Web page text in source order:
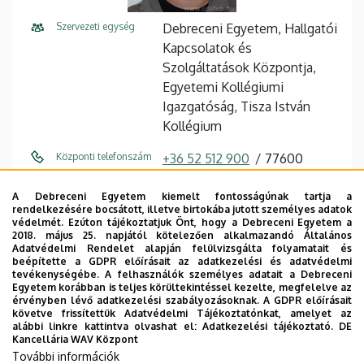
Szervezeti egység
Debreceni Egyetem, Hallgatói
Kapcsolatok és
Szolgáltatások Központja,
Egyetemi Kollégiumi
Igazgatóság, Tisza István
Kollégium
Központi telefonszám +36 52 512 900 77600
+36 52 518 636
E-mail cím ifj.zakany.ferenc@unideb.hu
Fax +36 52 512 940
Cím
4027 Debrecen, Egyetem
sugárút 13.
Emelet, ajtó
A Debreceni Egyetem kiemelt fontosságúnak tartja a
rendelkezésére bocsátott, illetve birtokába jutott személyes adatok
védelmét. Ezúton tájékoztatjuk Önt, hogy a Debreceni Egyetem a
2018. május 25. napjától kötelezően alkalmazandó Általános
Adatvédelmi Rendelet alapján felülvizsgálta folyamatait és
beépítette a GDPR előírásait az adatkezelési és adatvédelmi
tevékenységébe. A felhasználók személyes adatait a Debreceni
Egyetem korábban is teljes körültekintéssel kezelte, megfelelve az
érvényben lévő adatkezelési szabályozásoknak. A GDPR előírásait
követve frissítettük Adatvédelmi Tájékoztatónkat, amelyet az
alábbi linkre kattintva olvashat el:Adatkezelési tájékoztató. DE
Kancellária WAV Központ
További információk